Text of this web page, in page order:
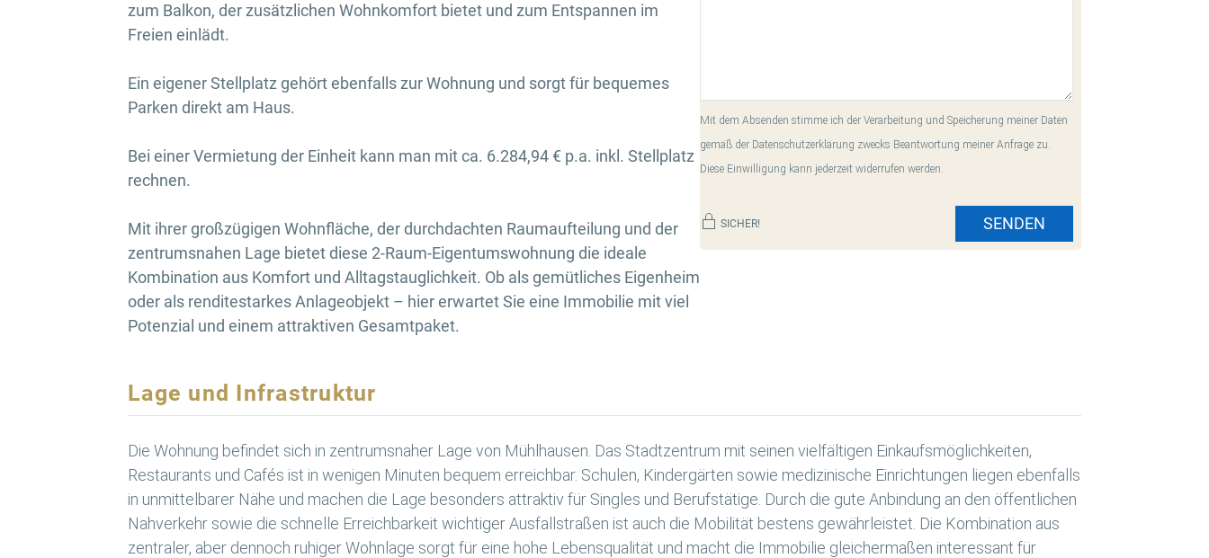
zum Balkon, der zusätzlichen Wohnkomfort bietet und zum Entspannen im
Freien einlädt.
Ein eigener Stellplatz gehört ebenfalls zur Wohnung und sorgt für bequemes
Parken direkt am Haus.
Bei einer Vermietung der Einheit kann man mit ca. 6.284,94 € p.a. inkl. Stellplatz
rechnen.
Mit ihrer großzügigen Wohnfläche, der durchdachten Raumaufteilung und der
zentrumsnahen Lage bietet diese 2-Raum-Eigentumswohnung die ideale
Kombination aus Komfort und Alltagstauglichkeit. Ob als gemütliches Eigenheim
oder als renditestarkes Anlageobjekt – hier erwartet Sie eine Immobilie mit viel
Potenzial und einem attraktiven Gesamtpaket.
Mit dem Absenden stimme ich der Verarbeitung und Speicherung meiner Daten
gemäß der Datenschutzerklärung zwecks Beantwortung meiner Anfrage zu.
Diese Einwilligung kann jederzeit widerrufen werden.
SICHER! SENDEN
Lage und Infrastruktur
Die Wohnung befindet sich in zentrumsnaher Lage von Mühlhausen. Das Stadtzentrum mit seinen vielfältigen Einkaufsmöglichkeiten,
Restaurants und Cafés ist in wenigen Minuten bequem erreichbar. Schulen, Kindergärten sowie medizinische Einrichtungen liegen ebenfalls
in unmittelbarer Nähe und machen die Lage besonders attraktiv für Singles und Berufstätige. Durch die gute Anbindung an den öffentlichen
Nahverkehr sowie die schnelle Erreichbarkeit wichtiger Ausfallstraßen ist auch die Mobilität bestens gewährleistet. Die Kombination aus
zentraler, aber dennoch ruhiger Wohnlage sorgt für eine hohe Lebensqualität und macht die Immobilie gleichermaßen interessant für